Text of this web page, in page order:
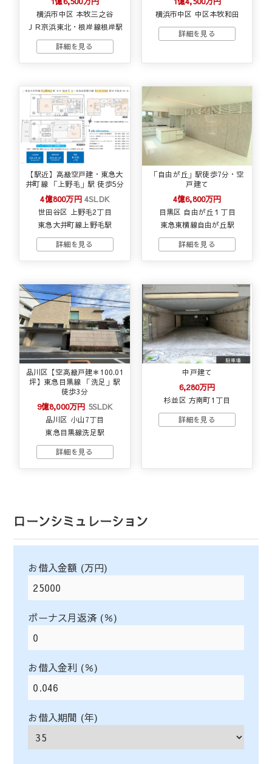
横浜市中区 本牧三之谷
ＪＲ京浜東北・根岸線根岸駅
横浜市中区 中区本牧和田
【駅近】高級空戸建・東急大
井町線 「上野毛」駅 徒歩5分
4億800万円 4SLDK
世田谷区 上野毛2丁目
東急大井町線上野毛駅
「自由が丘」駅徒歩7分・空
戸建て
4億6,800万円
目黒区 自由が丘１丁目
東急東横線自由が丘駅
品川区【空高級戸建＊100.01
坪】東急目黒線 「洗足」駅
徒歩3分
9億8,000万円 5SLDK
品川区 小山7丁目
東急目黒線洗足駅
中戸建て
6,280万円
杉並区 方南町1丁目
ローンシミュレーション
お借入金額 (万円)
ボーナス月返済 (％)
お借入金利 (％)
お借入期間 (年)